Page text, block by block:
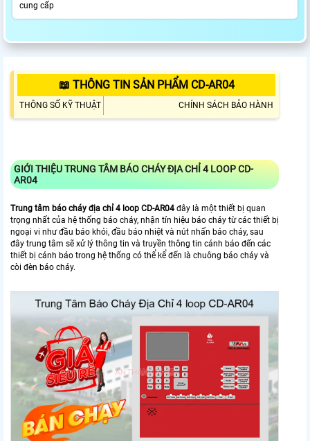
cung cấp
📖 THÔNG TIN SẢN PHẨM CD-AR04
THÔNG SỐ KỸ THUẬT CHÍNH SÁCH BẢO HÀNH
GIỚI THIỆU TRUNG TÂM BÁO CHÁY ĐỊA CHỈ 4 LOOP CD-
AR04
Trung tâm báo cháy địa chỉ 4 loop CD-AR04 đây là một thiết bị quan
trọng nhất của hệ thống báo cháy, nhận tín hiệu báo cháy từ các thiết bị
ngoại vi như đầu báo khói, đầu báo nhiệt và nút nhấn báo cháy, sau
đây trung tâm sẽ xử lý thông tin và truyền thông tin cánh báo đến các
thiết bị cánh báo trong hệ thống có thể kể đến là chuông báo cháy và
còi đèn báo cháy.